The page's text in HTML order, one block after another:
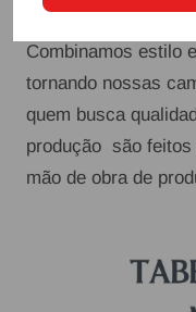
DETALHES
Combinamos estilo
tornando nossas
quem busca
produção são feitos
mão de obra de